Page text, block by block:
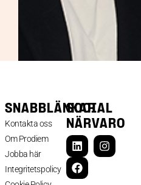
SNABBLÄNKAR
Kontakta oss
Om Prodiem
Jobba här
Integritetspolicy
SOCIAL
NÄRVARO